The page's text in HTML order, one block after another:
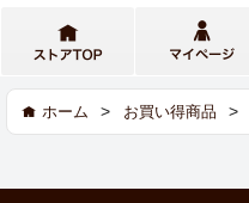
ホーム > お買い得商品 >